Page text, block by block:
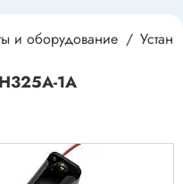
и оборудование
1A